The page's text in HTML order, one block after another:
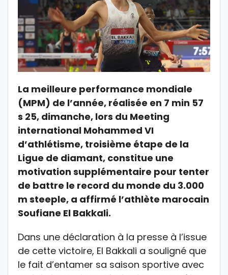
La meilleure performance mondiale
(MPM) de l’année, réalisée en 7 min 57
s 25, dimanche, lors du Meeting
international Mohammed VI
d’athlétisme, troisième étape de la
Ligue de diamant, constitue une
motivation supplémentaire pour tenter
de battre le record du monde du 3.000
m steeple, a affirmé l’athlète marocain
Soufiane El Bakkali.
Dans une déclaration à la presse à l’issue
de cette victoire, El Bakkali a souligné que
le fait d’entamer sa saison sportive avec